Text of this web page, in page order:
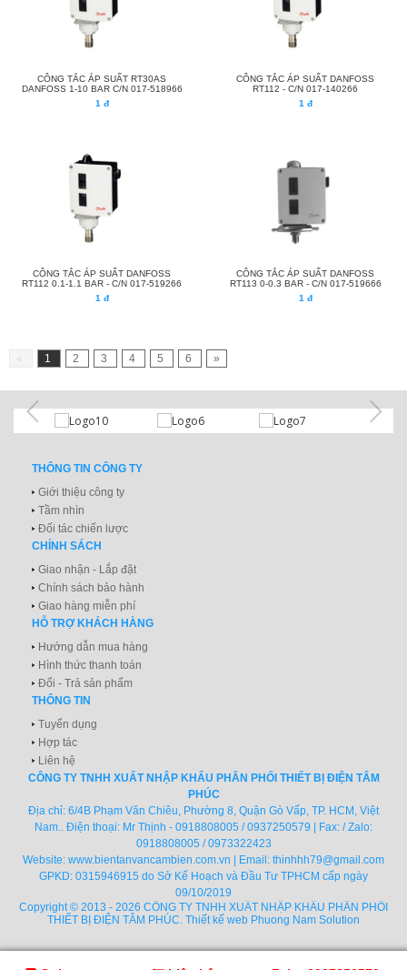
CÔNG TẮC ÁP SUẤT RT30AS
DANFOSS 1-10 BAR C/N 017-518966
1 đ
CÔNG TẮC ÁP SUẤT DANFOSS
RT112 - C/N 017-140266
1 đ
CÔNG TẮC ÁP SUẤT DANFOSS
RT112 0.1-1.1 BAR - C/N 017-519266
1 đ
CÔNG TẮC ÁP SUẤT DANFOSS
RT113 0-0.3 BAR - C/N 017-519666
1 đ
« 1 2 3 4 5 6 »
THÔNG TIN CÔNG TY
Giới thiệu công ty
Tầm nhìn
Đối tác chiến lược
CHÍNH SÁCH
Giao nhận - Lắp đặt
Chính sách bảo hành
Giao hàng miễn phí
HỖ TRỢ KHÁCH HÀNG
Hướng dẫn mua hàng
Hình thức thanh toán
Đổi - Trả sản phẩm
THÔNG TIN
Tuyển dụng
Hợp tác
Liên hệ
CÔNG TY TNHH XUẤT NHẬP KHẨU PHÂN PHỐI THIẾT BỊ ĐIỆN TÂM
PHÚC
Địa chỉ: 6/4B Phạm Văn Chiêu, Phường 8, Quận Gò Vấp, TP. HCM, Việt
Nam.. Điện thoại: Mr Thịnh - 0918808005 / 0937250579 | Fax: / Zalo:
0918808005 / 0973322423
Website: www.bientanvancambien.com.vn | Email: thinhhh79@gmail.com
GPKD: 0315946915 do Sở Kế Hoạch và Đầu Tư TPHCM cấp ngày
09/10/2019
Copyright © 2013 - 2026 CÔNG TY TNHH XUẤT NHẬP KHẨU PHÂN PHỐI
THIẾT BỊ ĐIỆN TÂM PHÚC. Thiết kế web Phuong Nam Solution